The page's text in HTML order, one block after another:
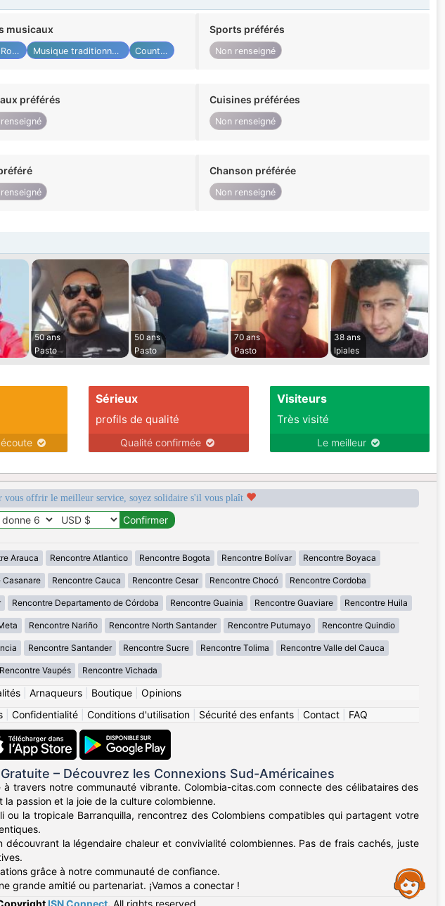
musicaux
Pop Rock Musique traditionnelle Country
Sports préférés
Non renseigné
préférés Cuisines préférées
Non renseigné
Chanson préférée
Non renseigné
50 ans
Pasto
50 ans
Pasto
70 ans
Pasto
38 ans
Ipiales
Sérieux
profils de qualité
Qualité confirmée
Visiteurs
Très visité
Le meilleur
vous offrir le meilleur service, soyez solidaire s'il vous plaît
Arauca Rencontre Atlantico Rencontre Bogota Rencontre Bolívar Rencontre Boyaca
Casanare Rencontre Cauca Rencontre Cesar Rencontre Chocó Rencontre Cordoba
Rencontre Departamento de Córdoba Rencontre Guainia Rencontre Guaviare Rencontre Huila
Rencontre Nariño Rencontre North Santander Rencontre Putumayo Rencontre Quindio
Rencontre Santander Rencontre Sucre Rencontre Tolima Rencontre Valle del Cauca
Rencontre Vaupés Rencontre Vichada
| Arnaqueurs| Boutique| Opinions
| Confidentialité| Conditions d'utilisation| Sécurité des enfants| Contact| FAQ
– Découvrez les Connexions Sud-Américaines
travers notre communauté vibrante. Colombia-citas.com connecte des célibataires des
passion et la joie de la culture colombienne.
ou la tropicale Barranquilla, rencontrez des Colombiens compatibles qui partagent votre
la légendaire chaleur et convivialité colombiennes. Pas de frais cachés, juste
grâce à notre communauté de confiance.
grande amitié ou partenariat. ¡Vamos a conectar !
ISN Connect All rights reserved.
Assistance